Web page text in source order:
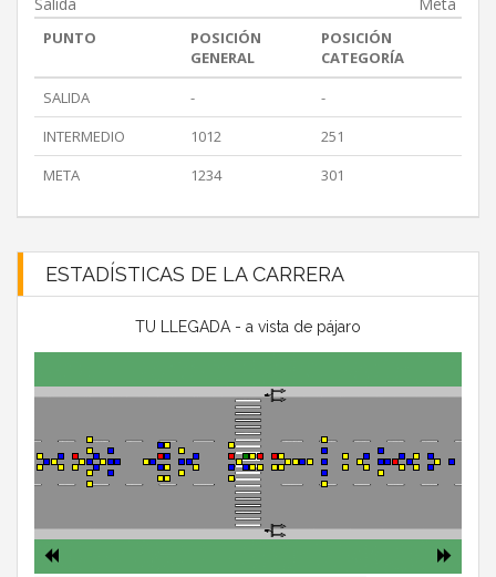
Salida Meta
PUNTO
POSICIÓN
GENERAL
POSICIÓN
CATEGORÍA
SALIDA
-
-
INTERMEDIO
1012
251
META
1234 301
ESTADÍSTICAS DE LA CARRERA
TU LLEGADA - a vista de pájaro